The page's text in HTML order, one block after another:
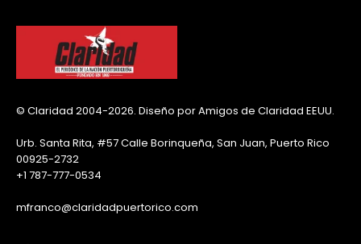
© Claridad 2004-2026. Diseño por Amigos de Claridad EEUU.
Urb. Santa Rita, #57 Calle Borinqueña, San Juan, Puerto Rico
00925-2732
+1 787-777-0534
mfranco@claridadpuertorico.com